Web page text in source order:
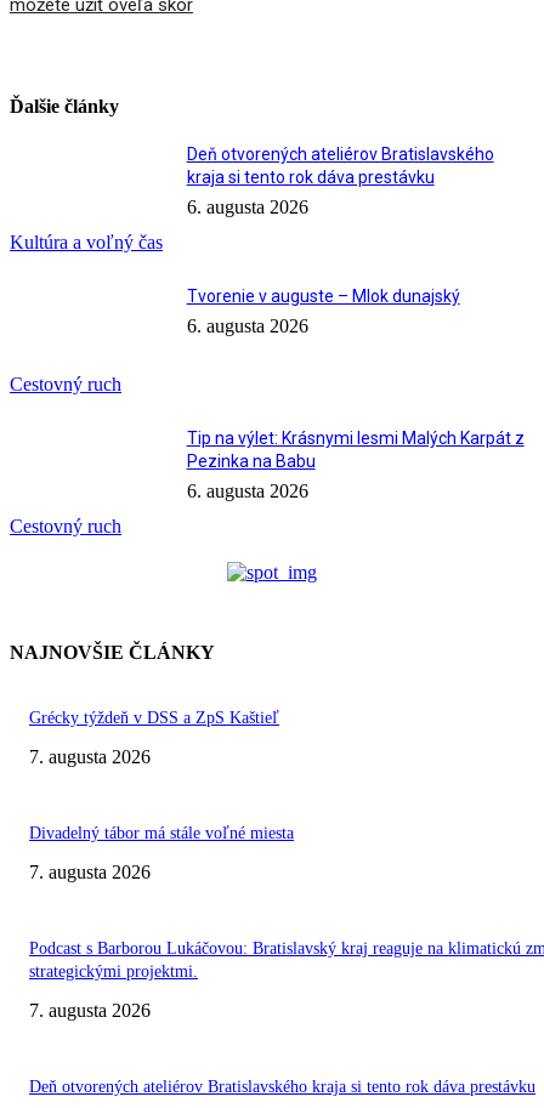
môžete užiť oveľa skôr
Ďalšie články
Kultúra a voľný čas
Deň otvorených ateliérov Bratislavského
kraja si tento rok dáva prestávku
6. augusta 2026
Cestovný ruch
Tvorenie v auguste – Mlok dunajský
6. augusta 2026
Cestovný ruch
Tip na výlet: Krásnymi lesmi Malých Karpát z
Pezinka na Babu
6. augusta 2026
NAJNOVŠIE ČLÁNKY
Grécky týždeň v DSS a ZpS Kaštieľ
7. augusta 2026
Divadelný tábor má stále voľné miesta
7. augusta 2026
Podcast s Barborou Lukáčovou: Bratislavský kraj reaguje na klimatickú
strategickými projektmi.
7. augusta 2026
Deň otvorených ateliérov Bratislavského kraja si tento rok dáva prestávku